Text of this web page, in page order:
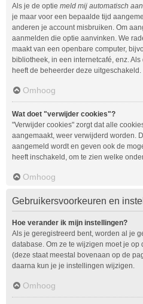
Als je de optie meld mij automatisch
je maar voor een bepaalde tijd
anderen je account misbruiken. Om
aanmelden die optie aanvinken. We
maakt van een openbare computer,
bibliotheek, in een internetcafé, enz.
heeft de beheerder deze uitgeschakeld.
Omhoog
Wat doet "verwijder cookies"?
"Verwijder cookies" zorgt dat alle
aangemaakt, weer verwijderd worden.
aangemeld wordt en geven ook de
heeft inschakeld, om te zien welke
Omhoog
Gebruikersvoorkeuren en
Hoe verander ik mijn instellingen?
Als je geregistreerd bent, worden al je
database. Om ze te wijzigen moet je op
(deze staat meestal bovenaan op de
daarna kun je je instellingen wijzigen.
Omhoog